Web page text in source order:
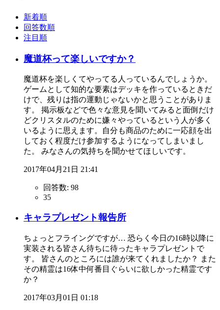
新着順
回答数順
注目順
魔道杯って楽しいですか？
魔道杯を楽しくてやってる人っているんでしょうか。
ゲームとして知的な要素はデッキを作っているときだ
けで、残りは指の運動じゃないかと思うことがありま
す。 掲示板などで色々な意見を聞いてみると面倒だけ
どクリスタルのために嫌々やっているという人が多く
いるように思えます。自分も商品のために一応顔を出
しておく程度だけ参加するようになってしまいまし
た。 みなさんの気持ちを聞かせてほしいです。
2017年04月21日 21:41
回答数: 98
35
キャラプレゼント報告所
ちょっとフライングですが… 恐らく今日の16時以降に
実装される皆さん待ちに待ったキャラプレゼントで
す。 皆さんのところには誰が来てくれましたか？ また
その精霊は16体中何番目ぐらいに欲しかった精霊です
か？
2017年03月01日 01:18